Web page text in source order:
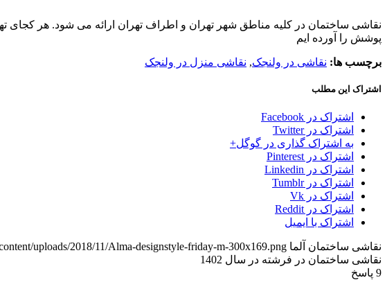
نقاشی ساختمان در کلیه مناطق شهر تهران و اطراف تهران ارائه می شود. هر کجای
پوشش را آورده ایم
برچسب ها: نقاشی در ولنجک, نقاشی منزل در ولنجک
اشتراک این مطلب
اشتراک در Facebook
اشتراک در Twitter
به اشتراک گذاری در گوگل+
اشتراک در Pinterest
اشتراک در Linkedin
اشتراک در Tumblr
اشتراک در Vk
اشتراک در Reddit
اشتراک با ایمیل
نقاشی ساختمان آلما uploads/2018/11/Alma-designstyle-friday-m-300x169.png
نقاشی ساختمان در فرشته در سال 1402
9 پاسخ